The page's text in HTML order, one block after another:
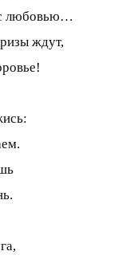
с любовью…
ждут,